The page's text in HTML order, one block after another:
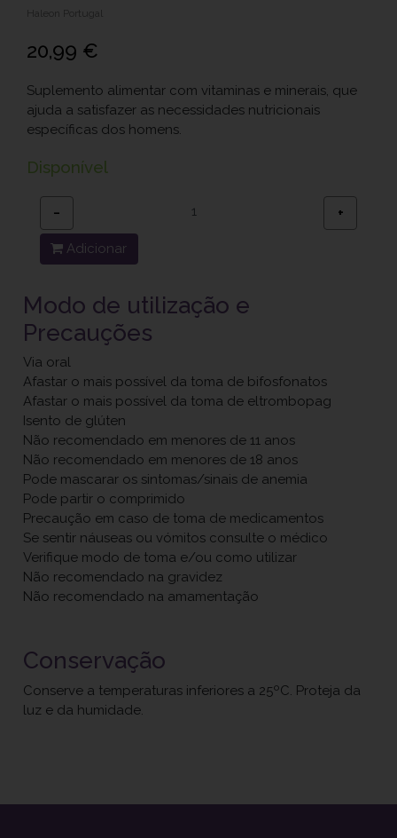
Haleon Portugal
20,99 €
Suplemento alimentar com vitaminas e minerais, que
ajuda a satisfazer as necessidades nutricionais
específicas dos homens.
Disponível
− +
Adicionar
Modo de utilização e
Precauções
Via oral
Afastar o mais possível da toma de bifosfonatos
Afastar o mais possível da toma de eltrombopag
Isento de glúten
Não recomendado em menores de 11 anos
Não recomendado em menores de 18 anos
Pode mascarar os sintomas/sinais de anemia
Pode partir o comprimido
Precaução em caso de toma de medicamentos
Se sentir náuseas ou vómitos consulte o médico
Verifique modo de toma e/ou como utilizar
Não recomendado na gravidez
Não recomendado na amamentação
Conservação
Conserve a temperaturas inferiores a 25ºC. Proteja da
luz e da humidade.